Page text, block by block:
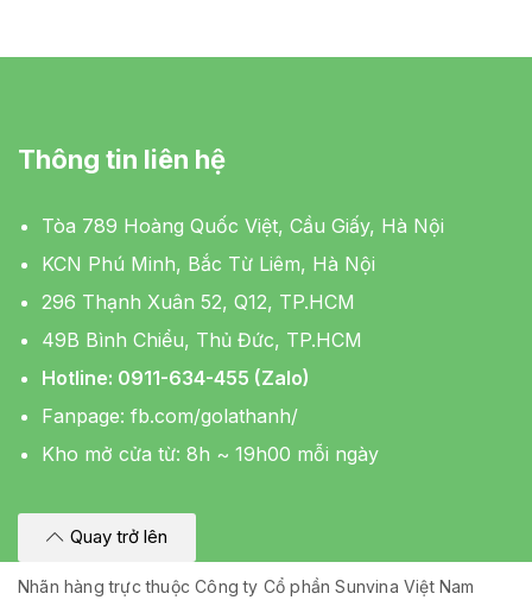
Thông tin liên hệ
Tòa 789 Hoàng Quốc Việt, Cầu Giấy, Hà Nội
KCN Phú Minh, Bắc Từ Liêm, Hà Nội
296 Thạnh Xuân 52, Q12, TP.HCM
49B Bình Chiểu, Thủ Đức, TP.HCM
Hotline: 0911-634-455 (Zalo)
Fanpage: fb.com/golathanh/
Kho mở cửa từ: 8h ~ 19h00 mỗi ngày
Quay trở lên
Nhãn hàng trực thuộc Công ty Cổ phần Sunvina Việt Nam